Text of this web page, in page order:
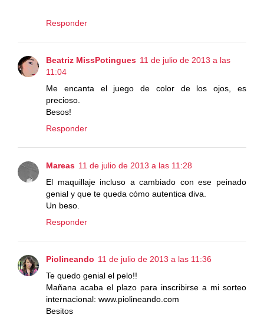
Responder
Beatriz MissPotingues 11 de julio de 2013 a las
11:04
Me encanta el juego de color de los ojos, es
precioso.
Besos!
Responder
Mareas 11 de julio de 2013 a las 11:28
El maquillaje incluso a cambiado con ese peinado
genial y que te queda cómo autentica diva.
Un beso.
Responder
Piolineando 11 de julio de 2013 a las 11:36
Te quedo genial el pelo!!
Mañana acaba el plazo para inscribirse a mi sorteo
internacional: www.piolineando.com
Besitos